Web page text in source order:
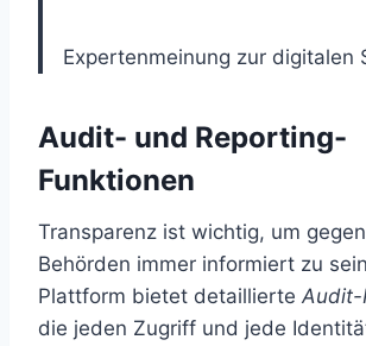
Expertenmeinung zur digitalen
Audit- und Reporting-
Funktionen
Transparenz ist wichtig, um
Behörden immer informiert zu
Plattform bietet detaillierte Audit-
die jeden Zugriff und jede